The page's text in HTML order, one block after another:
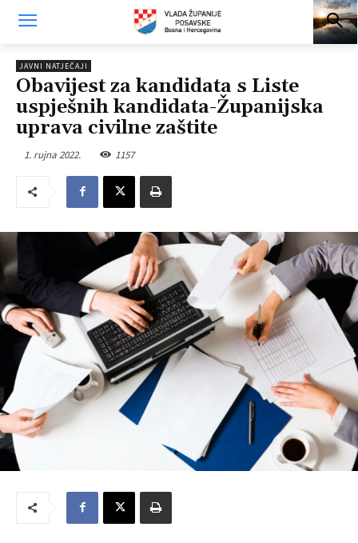
JAVNI NATJEČAJI
Obavijest za kandidata s Liste
uspješnih kandidata-Županijska
uprava civilne zaštite
1. rujna 2022. 1157